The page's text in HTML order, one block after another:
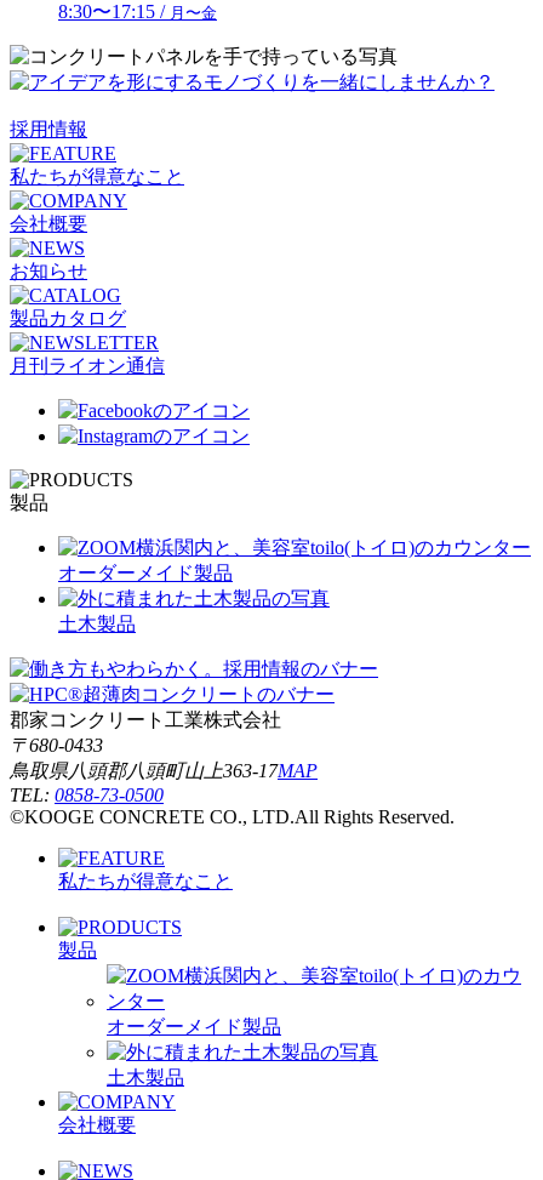
8:30〜17:15 / 月〜金
採用情報
私たちが得意なこと
会社概要
お知らせ
製品カタログ
月刊ライオン通信
製品
オーダーメイド製品
土木製品
郡家コンクリート工業株式会社
〒680-0433
鳥取県八頭郡八頭町山上363-17MAP
TEL: 0858-73-0500
©KOOGE CONCRETE CO., LTD.All Rights Reserved.
私たちが得意なこと
製品
オーダーメイド製品
土木製品
会社概要